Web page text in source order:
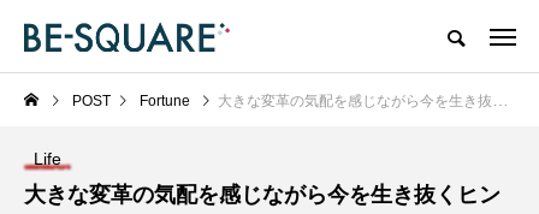
POST Fortune 大きな変革の気配を感じながら今を生き抜くヒントを探していく【2023年の運勢】
Life
大きな変革の気配を感じながら今を生き抜くヒン